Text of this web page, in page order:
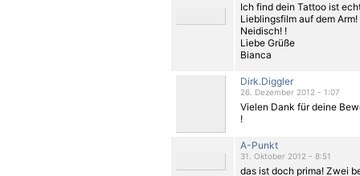
Ich find dein Tattoo ist
Lieblingsfilm auf dem
Neidisch! !
Liebe Grüße
Bianca
Dirk.Diggler
26. Dezember 2012 - 1:07
Vielen Dank für deine
!
A-Punkt
31. Oktober 2012 - 8:51
das ist doch prima! Zwei